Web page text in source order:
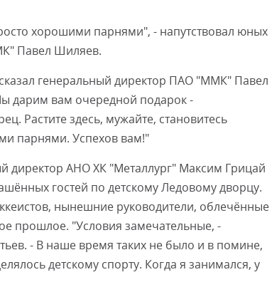
хорошими парнями", - напутствовал юных
Павел Шиляев.
генеральный директор ПАО "ММК" Павел
дарим вам очередной подарок -
Растите здесь, мужайте, становитесь
парнями. Успехов вам!"
директор АНО ХК "Металлург" Максим Грицай
гостей по детскому Ледовому дворцу.
нынешние руководители, облечённые
прошлое. "Условия замечательные, -
- В наше время таких не было и в помине,
детскому спорту. Когда я занимался, у